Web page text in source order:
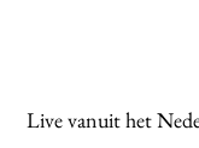
Live vanuit het